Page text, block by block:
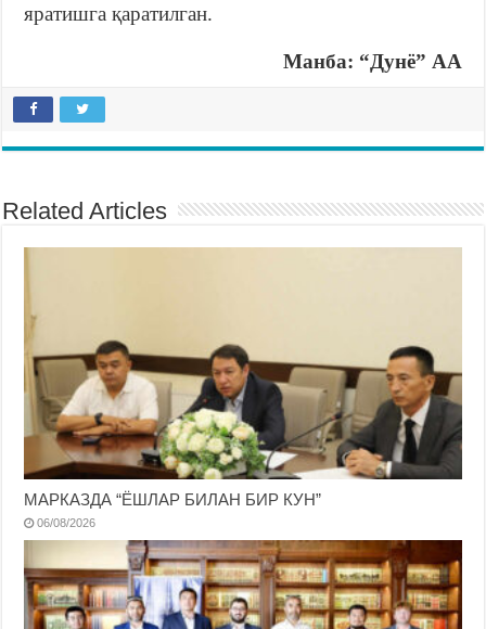
яратишга қаратилган.
Манба: “Дунё” АА
Related Articles
МАРКАЗДА “ЁШЛАР БИЛАН БИР КУН”
06/08/2026